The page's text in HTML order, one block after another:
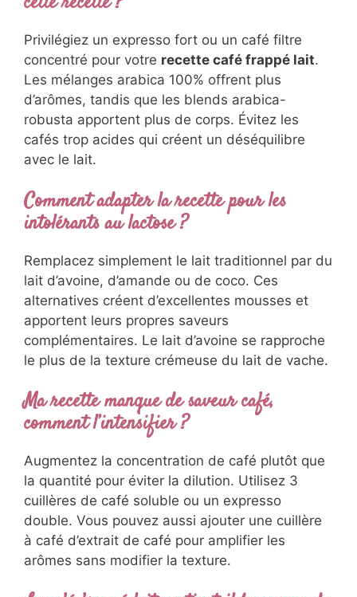
frappé immédiatement après préparation.
Cependant, vous pouvez préparer le mélange
café-sucre 24h à l’avance et le conserver au
réfrigérateur. Ajoutez lait et glaçons au
moment de servir pour préserver la texture
optimale.
Quel type de café convient le mieux pour
cette recette ?
concentré pour votrerecette café frappé lait .
Les mélanges arabica 100% offrent plus
d’arômes, tandis que les blends arabica-
robusta apportent plus de corps. Évitez les
cafés trop acides qui créent un déséquilibre
avec le lait.
Comment adapter la recette pour les
intolérants au lactose ?
Remplacez simplement le lait traditionnel par
du lait d’avoine, d’amande ou de coco. Ces
alternatives créent d’excellentes mousses et
apportent leurs propres saveurs
complémentaires. Le lait d’avoine se
rapproche le plus de la texture crémeuse du